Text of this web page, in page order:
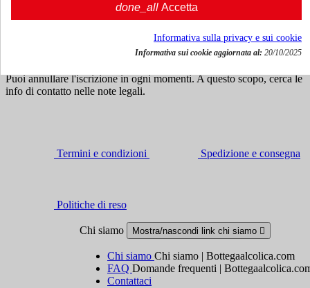
Puoi annullare l'iscrizione in ogni momenti. A questo scopo, cerca le
info di contatto nelle note legali.
Termini e condizioni Spedizione e consegna
Politiche di reso
Chi siamo Mostra/nascondi link chi siamo 
Chi siamo Chi siamo | Bottegaalcolica.com
FAQ Domande frequenti |
Contattaci
done_all Accetta
Informativa sulla privacy e sui cookie
Informativa sui cookie aggiornata al: 20/10/2025